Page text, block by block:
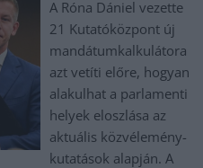
A Róna Dániel vezette
21 Kutatóközpont új
mandátumkalkulátora
azt vetíti előre, hogyan
alakulhat a parlamenti
helyek eloszlása az
aktuális közvélemény-
kutatások alapján. A